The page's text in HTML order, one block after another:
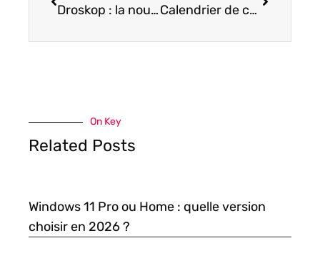
Droskop : la nouvelle adresse et les alternatives sûres en 2025 Calendrier de communication : les étapes pour optimiser la diffusion digitale
On Key
Related Posts
Windows 11 Pro ou Home : quelle version
choisir en 2026 ?